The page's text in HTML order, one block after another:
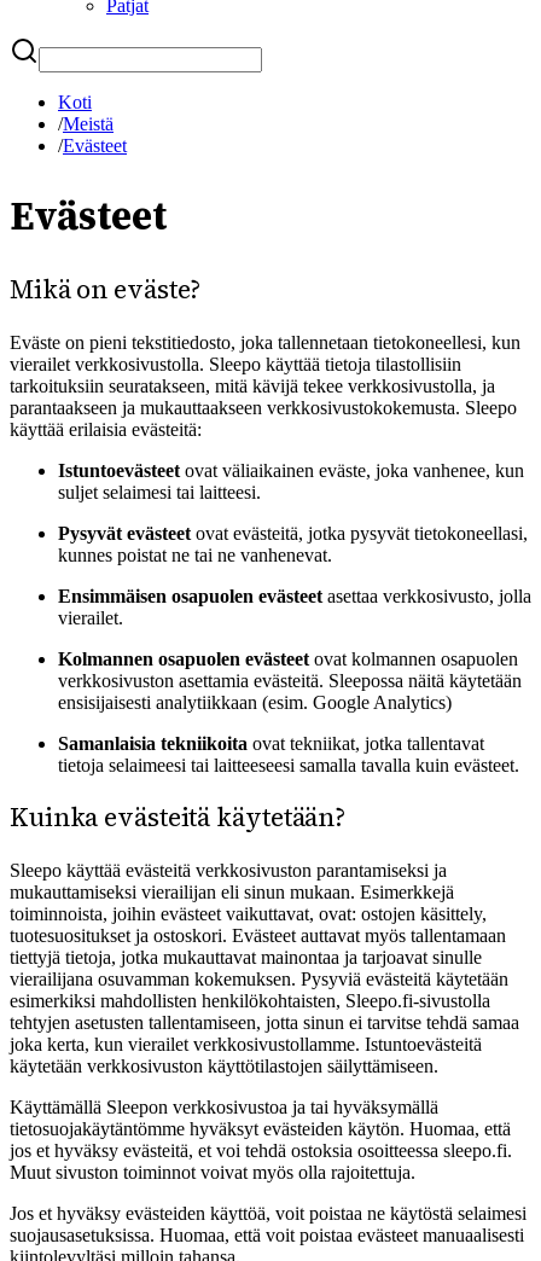
Patjat
Etsi
Koti
/Meistä
/Evästeet
Evästeet
Mikä on eväste?
Eväste on pieni tekstitiedosto, joka tallennetaan tietokoneellesi, kun
vierailet verkkosivustolla. Sleepo käyttää tietoja tilastollisiin
tarkoituksiin seuratakseen, mitä kävijä tekee verkkosivustolla, ja
parantaakseen ja mukauttaakseen verkkosivustokokemusta. Sleepo
käyttää erilaisia evästeitä:
Istuntoevästeet ovat väliaikainen eväste, joka vanhenee, kun
suljet selaimesi tai laitteesi.
Pysyvät evästeet ovat evästeitä, jotka pysyvät tietokoneellasi,
kunnes poistat ne tai ne vanhenevat.
Ensimmäisen osapuolen evästeet asettaa verkkosivusto, jolla
vierailet.
Kolmannen osapuolen evästeet ovat kolmannen osapuolen
verkkosivuston asettamia evästeitä. Sleepossa näitä käytetään
ensisijaisesti analytiikkaan (esim. Google Analytics)
Samanlaisia tekniikoita ovat tekniikat, jotka tallentavat
tietoja selaimeesi tai laitteeseesi samalla tavalla kuin evästeet.
Kuinka evästeitä käytetään?
Sleepo käyttää evästeitä verkkosivuston parantamiseksi ja
mukauttamiseksi vierailijan eli sinun mukaan. Esimerkkejä
toiminnoista, joihin evästeet vaikuttavat, ovat: ostojen käsittely,
tuotesuositukset ja ostoskori. Evästeet auttavat myös tallentamaan
tiettyjä tietoja, jotka mukauttavat mainontaa ja tarjoavat sinulle
vierailijana osuvamman kokemuksen. Pysyviä evästeitä käytetään
esimerkiksi mahdollisten henkilökohtaisten, Sleepo.fi-sivustolla
tehtyjen asetusten tallentamiseen, jotta sinun ei tarvitse tehdä samaa
joka kerta, kun vierailet verkkosivustollamme. Istuntoevästeitä
käytetään verkkosivuston käyttötilastojen säilyttämiseen.
Käyttämällä Sleepon verkkosivustoa ja tai hyväksymällä
tietosuojakäytäntömme hyväksyt evästeiden käytön. Huomaa, että
jos et hyväksy evästeitä, et voi tehdä ostoksia osoitteessa sleepo.fi.
Muut sivuston toiminnot voivat myös olla rajoitettuja.
Jos et hyväksy evästeiden käyttöä, voit poistaa ne käytöstä selaimesi
suojausasetuksissa. Huomaa, että voit poistaa evästeet manuaalisesti
kiintolevyltäsi milloin tahansa.